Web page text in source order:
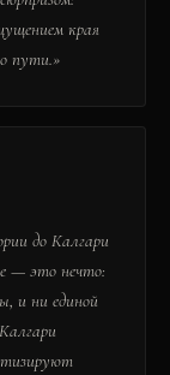
края
пути.»
до Калгари
— это нечто:
и ни единой